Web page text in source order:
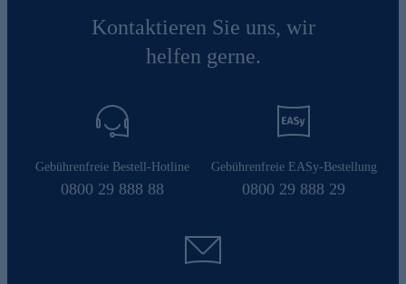
Kontaktieren Sie uns, wir
helfen gerne.
Gebührenfreie Bestell-Hotline
0800 29 888 88
Gebührenfreie EASy-Bestellung
0800 29 888 29